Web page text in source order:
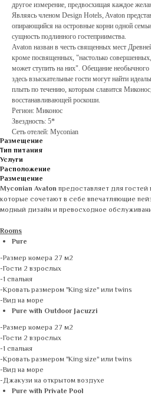
другое измерение, предвосхищая каждое
Являясь членом Design Hotels, Avaton
опирающийся на островные корни одной
сущность подлинного гостеприимства.
Avaton назван в честь священных мест
кроме посвященных, "настолько
может ступить на них". Обещание
здесь взыскательные гости могут найти
плыть по течению, которым славится Миконос,
восстанавливающей роскоши.
Регион: Миконос
Звездность: 5*
Сеть отелей: Myconian
Размещение
Тип питания
Услуги
Расположение
Размещение
Myconian Avaton предоставляет для
которые сочетают в себе впечатляющие
модный дизайн и превосходное
Rooms
Pure
-Размер номера 27 м2
-Гости 2 взрослых
-1 спальня
-Кровать размером "King size" или twins
-Вид на море
Pure with Outdoor Jacuzzi
-Размер номера 27 м2
-Гости 2 взрослых
-1 спальня
-Кровать размером "King size" или twins
-Вид на море
-Джакузи на открытом воздухе
Pure with Private Pool